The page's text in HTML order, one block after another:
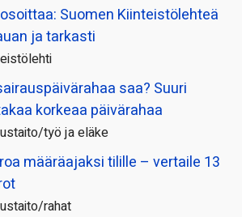
Suomen Kiinteistölehteä
ja tarkasti
saa? Suuri
korkeaa päivärahaa
työ ja eläke
määräajaksi tilille – vertaile 13
rahat